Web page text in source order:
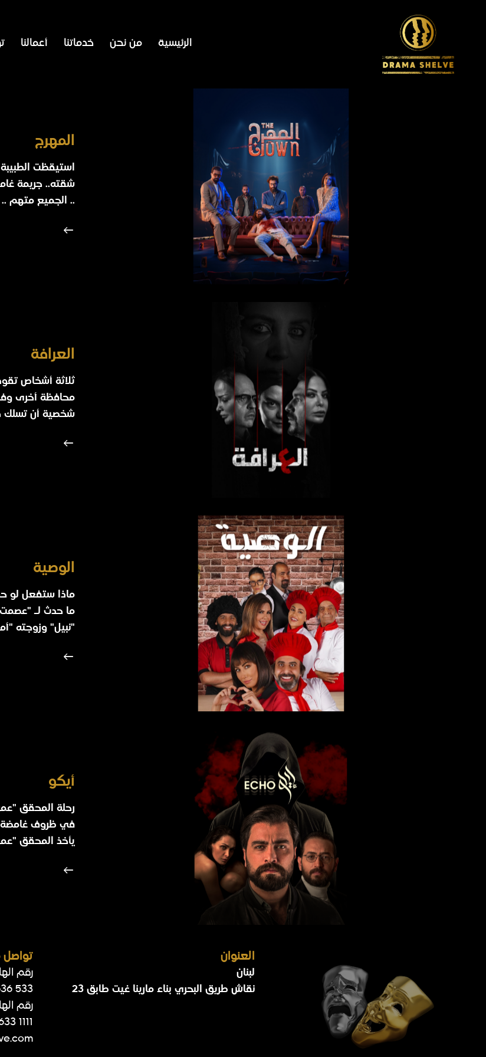
الرئيسية من نحن خدماتنا أعمالنا
المهرج
استيقظت
شقته.. جريمة
.. الجميع متهم ..
العرافة
ثلاثة أشخاص
محافظة أخرى وفي
شخصية أن تسلك
الوصية
ما حدث لـ "عصمت"
"نبيل" وزوجته
أيكو
رحلة المحقق
في ظروف غامضة
يأخذ المحقق
العنوان
لبنان
نقاش طريق البحري بناء مارينا غيت طابق 23
تواصل
رقم
533
رقم
1111